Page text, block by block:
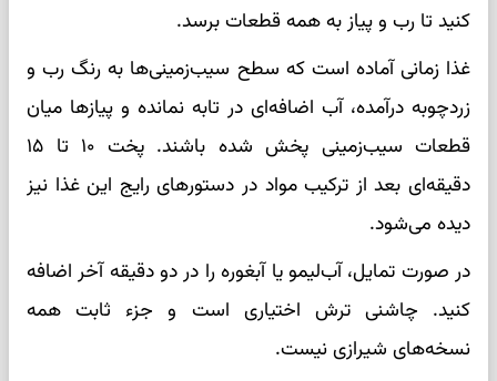
کنید تا رب و پیاز به همه قطعات برسد.
غذا زمانی آماده است که سطح سیب‌زمینی‌ها به رنگ رب و
زردچوبه درآمده، آب اضافه‌ای در تابه نمانده و پیازها میان
قطعات سیب‌زمینی پخش شده باشند. پخت ۱۰ تا ۱۵
دقیقه‌ای بعد از ترکیب مواد در دستورهای رایج این غذا نیز
دیده می‌شود.
در صورت تمایل، آب‌لیمو یا آبغوره را در دو دقیقه آخر اضافه
کنید. چاشنی ترش اختیاری است و جزء ثابت همه
نسخه‌های شیرازی نیست.